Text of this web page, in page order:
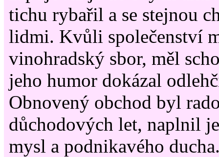
tichu rybařil a se stejnou
lidmi. Kvůli společenství
vinohradský sbor, měl
jeho humor dokázal
Obnovený obchod byl
důchodových let, naplnil
mysl a podnikavého